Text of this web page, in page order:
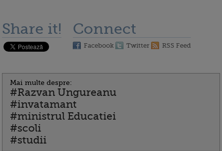
Share it! Connect
Facebook Twitter RSS Feed
Mai multe despre:
#Razvan Ungureanu
#invatamant
#ministrul Educatiei
#scoli
#studii